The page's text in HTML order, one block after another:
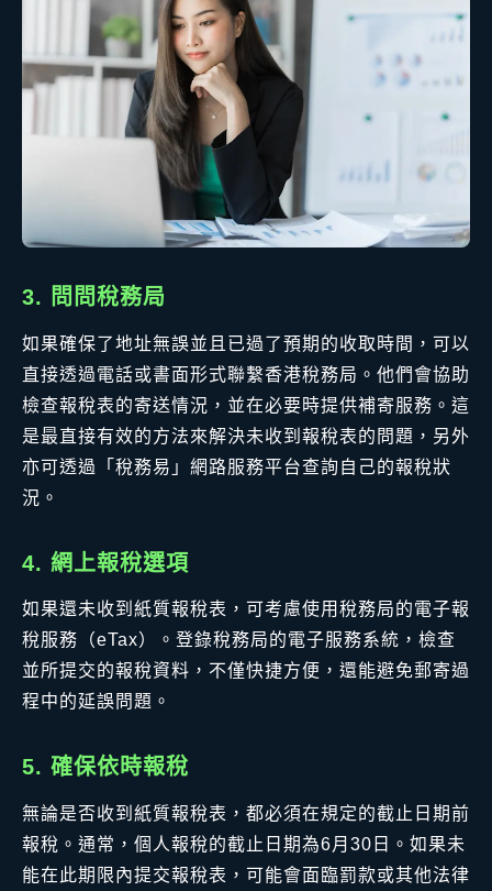
3. 問問稅務局
如果確保了地址無誤並且已過了預期的收取時間，可以
直接透過電話或書面形式聯繫香港稅務局。他們會協助
檢查報稅表的寄送情況，並在必要時提供補寄服務。這
是最直接有效的方法來解決未收到報稅表的問題，另外
亦可透過「稅務易」網路服務平台查詢自己的報稅狀
況。
4. 網上報稅選項
如果還未收到紙質報稅表，可考慮使用稅務局的電子報
稅服務（eTax）。登錄稅務局的電子服務系統，檢查
並所提交的報稅資料，不僅快捷方便，還能避免郵寄過
程中的延誤問題。
5. 確保依時報稅
無論是否收到紙質報稅表，都必須在規定的截止日期前
報稅。通常，個人報稅的截止日期為6月30日。如果未
能在此期限內提交報稅表，可能會面臨罰款或其他法律